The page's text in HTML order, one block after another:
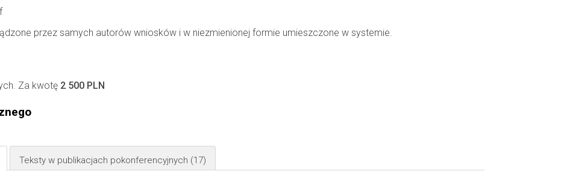
przez samych autorów wniosków i w niezmienionej formie umieszczone w systemie.
Za kwotę 2 500 PLN
Teksty w publikacjach pokonferencyjnych (17)